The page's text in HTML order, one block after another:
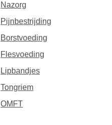
Nazorg
Pijnbestrijding
Borstvoeding
Flesvoeding
Lipbandjes
Tongriem
OMFT